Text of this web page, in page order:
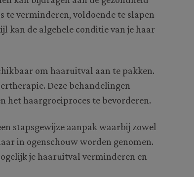
te verminderen, voldoende te slapen
kan de algehele conditie van je haar
om haaruitval aan te pakken.
Deze behandelingen
het haargroeiproces te bevorderen.
stapsgewijze aanpak waarbij zowel
in ogenschouw worden genomen.
je haaruitval verminderen en